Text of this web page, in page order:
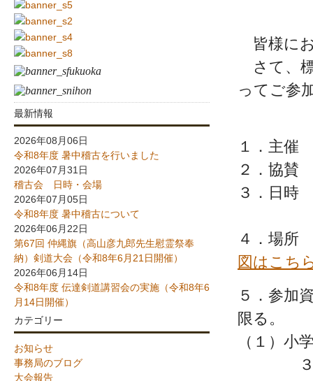
皆様に
さて、
ってご参
１．主催
２．協賛
３．日時
４．場所
図はこち
５．参加
限る。
（１）小
３年
最新情報
2026年08月06日
令和8年度 暑中稽古を行いました
2026年07月31日
稽古会 日時・会場
2026年07月05日
令和8年度 暑中稽古について
2026年06月22日
第67回 仲縄旗（高山彦九郎先生慰霊祭奉
納）剣道大会（令和8年6月21日開催）
2026年06月14日
令和8年度 伝達剣道講習会の実施（令和8年6
月14日開催）
カテゴリー
お知らせ
事務局のブログ
大会報告